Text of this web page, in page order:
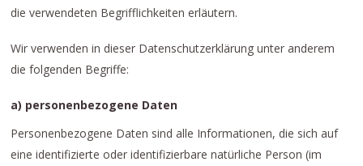
die verwendeten Begrifflichkeiten erläutern.
Wir verwenden in dieser Datenschutzerklärung unter anderem
die folgenden Begriffe:
a) personenbezogene Daten
Personenbezogene Daten sind alle Informationen, die sich auf
eine identifizierte oder identifizierbare natürliche Person (im